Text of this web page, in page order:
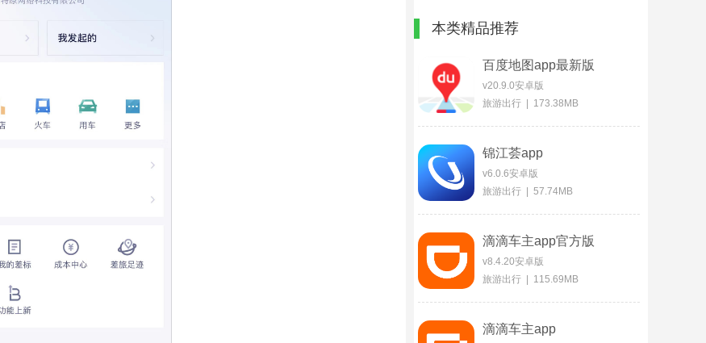
本类精品推荐
百度地图app最新版
v20.9.0安卓版
旅游出行 | 173.38MB
锦江荟app
v6.0.6安卓版
旅游出行 | 57.74MB
滴滴车主app官方版
v8.4.20安卓版
旅游出行 | 115.69MB
滴滴车主app